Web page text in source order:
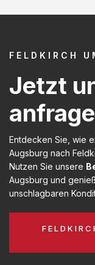
FELDKIRCH
Jetzt
Entdecken Sie, wie
Augsburg nach
Nutzen Sie unsere
Augsburg und
unschlagbaren